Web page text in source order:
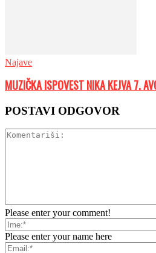
Najave
MUZIČKA ISPOVEST NIKA KEJVA 7.
POSTAVI ODGOVOR
Please enter your comment!
Please enter your name here